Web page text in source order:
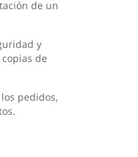
de un
y
de
pedidos,